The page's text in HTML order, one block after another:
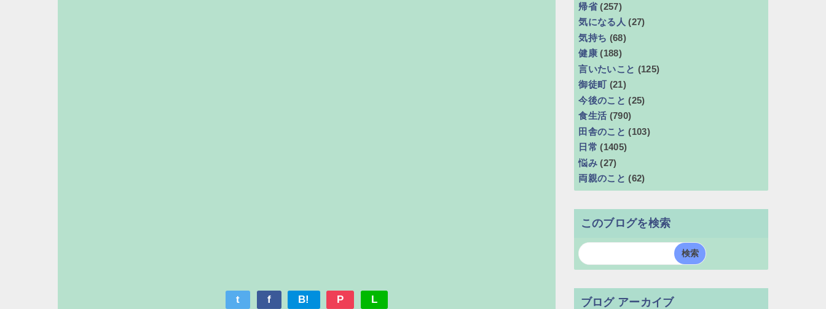
t f B! P L
帰省 (257)
気になる人 (27)
気持ち (68)
健康 (188)
言いたいこと (125)
御徒町 (21)
今後のこと (25)
食生活 (790)
田舎のこと (103)
日常 (1405)
悩み (27)
両親のこと (62)
このブログを検索
ブログ アーカイブ